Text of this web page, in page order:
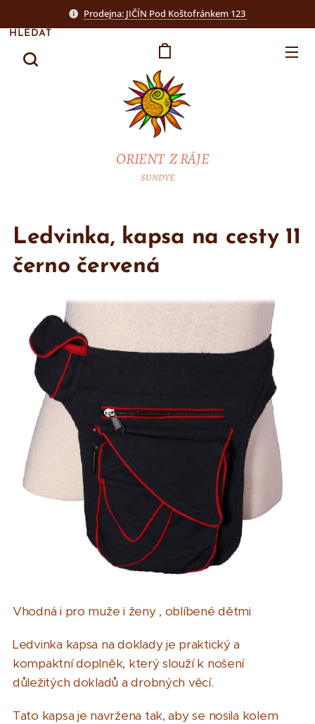
Prodejna: JIČÍN Pod Koštofránkem 123
ORIENT Z RÁJE
SUNDYE
HLEDAT
Ledvinka, kapsa na cesty 11
černo červená
Vhodná i pro muže i ženy , oblíbené dětmi
Ledvinka kapsa na doklady je praktický a
kompaktní doplněk, který slouží k nošení
důležitých dokladů a drobných věcí.
Tato kapsa je navržena tak, aby se nosila kolem